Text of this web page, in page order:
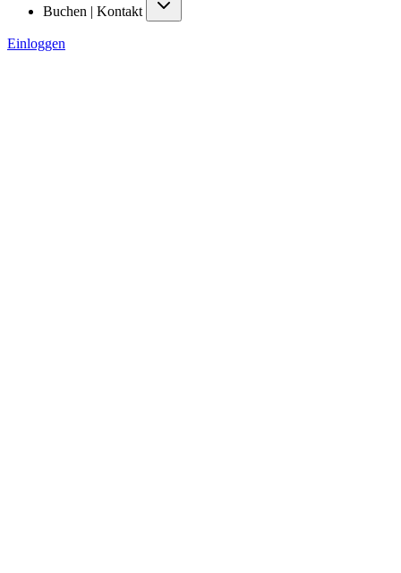
Buchen | Kontakt
Einloggen